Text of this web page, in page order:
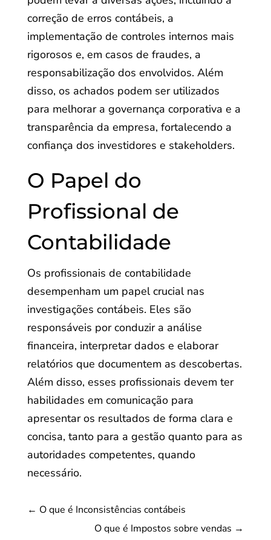
correção de erros contábeis, a
implementação de controles internos mais
rigorosos e, em casos de fraudes, a
responsabilização dos envolvidos. Além
disso, os achados podem ser utilizados
para melhorar a governança corporativa e a
transparência da empresa, fortalecendo a
confiança dos investidores e stakeholders.
O Papel do
Profissional de
Contabilidade
Os profissionais de contabilidade
desempenham um papel crucial nas
investigações contábeis. Eles são
responsáveis por conduzir a análise
financeira, interpretar dados e elaborar
relatórios que documentem as descobertas.
Além disso, esses profissionais devem ter
habilidades em comunicação para
apresentar os resultados de forma clara e
concisa, tanto para a gestão quanto para as
autoridades competentes, quando
necessário.
← O que é Inconsistências contábeis
O que é Impostos sobre vendas →